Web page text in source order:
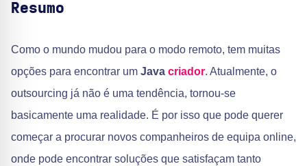
Resumo
Como o mundo mudou para o modo remoto, tem muitas
opções para encontrar um Java criador. Atualmente, o
outsourcing já não é uma tendência, tornou-se
basicamente uma realidade. É por isso que pode querer
começar a procurar novos companheiros de equipa online,
onde pode encontrar soluções que satisfaçam tanto